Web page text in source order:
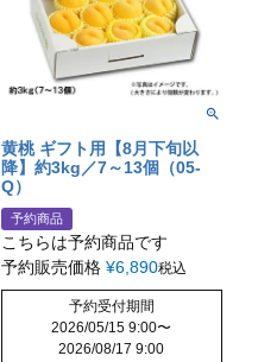
黄桃 ギフト用【8月下旬以
降】約3kg／7～13個（05-
Q）
予約商品
こちらは予約商品です
予約販売価格 ¥6,890税込
予約受付期間
2026/05/15 9:00〜
2026/08/17 9:00